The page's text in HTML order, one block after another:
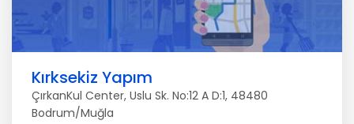
Kırksekiz Yapım
ÇırkanKul Center, Uslu Sk. No:12 A D:1, 48480
Bodrum/Muğla